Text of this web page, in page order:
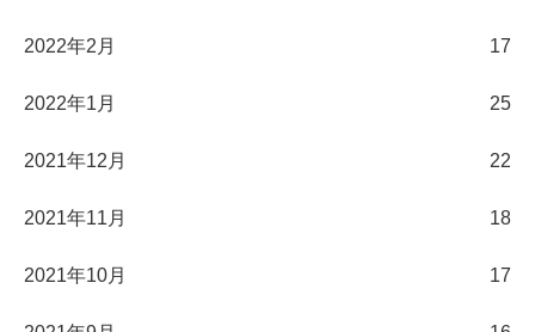
2022年2月 17
2022年1月 25
2021年12月 22
2021年11月 18
2021年10月 17